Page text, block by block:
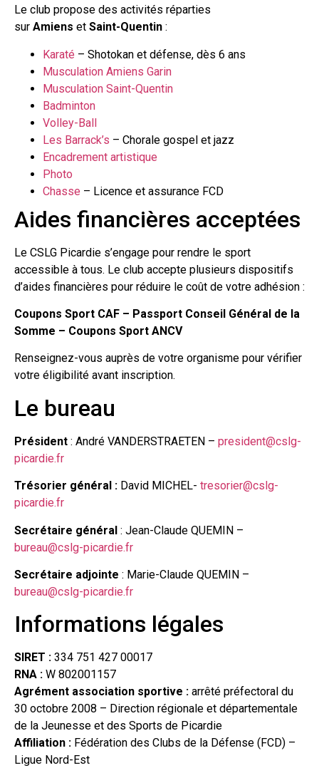
Le club propose des activités réparties
sur Amiens et Saint-Quentin :
Karaté – Shotokan et défense, dès 6 ans
Musculation Amiens Garin
Musculation Saint-Quentin
Badminton
Volley-Ball
Les Barrack’s – Chorale gospel et jazz
Encadrement artistique
Photo
Chasse – Licence et assurance FCD
Aides financières acceptées
Le CSLG Picardie s’engage pour rendre le sport
accessible à tous. Le club accepte plusieurs dispositifs
d’aides financières pour réduire le coût de votre adhésion :
Coupons Sport CAF – Passport Conseil Général de la
Somme – Coupons Sport ANCV
Renseignez-vous auprès de votre organisme pour vérifier
votre éligibilité avant inscription.
Le bureau
Président : André VANDERSTRAETEN – president@cslg-
picardie.fr
Trésorier général : David MICHEL- tresorier@cslg-
picardie.fr
Secrétaire général : Jean-Claude QUEMIN –
bureau@cslg-picardie.fr
Secrétaire adjointe : Marie-Claude QUEMIN –
bureau@cslg-picardie.fr
Informations légales
SIRET : 334 751 427 00017
RNA : W 802001157
Agrément association sportive : arrêté préfectoral du
30 octobre 2008 – Direction régionale et départementale
de la Jeunesse et des Sports de Picardie
Affiliation : Fédération des Clubs de la Défense (FCD) –
Ligue Nord-Est